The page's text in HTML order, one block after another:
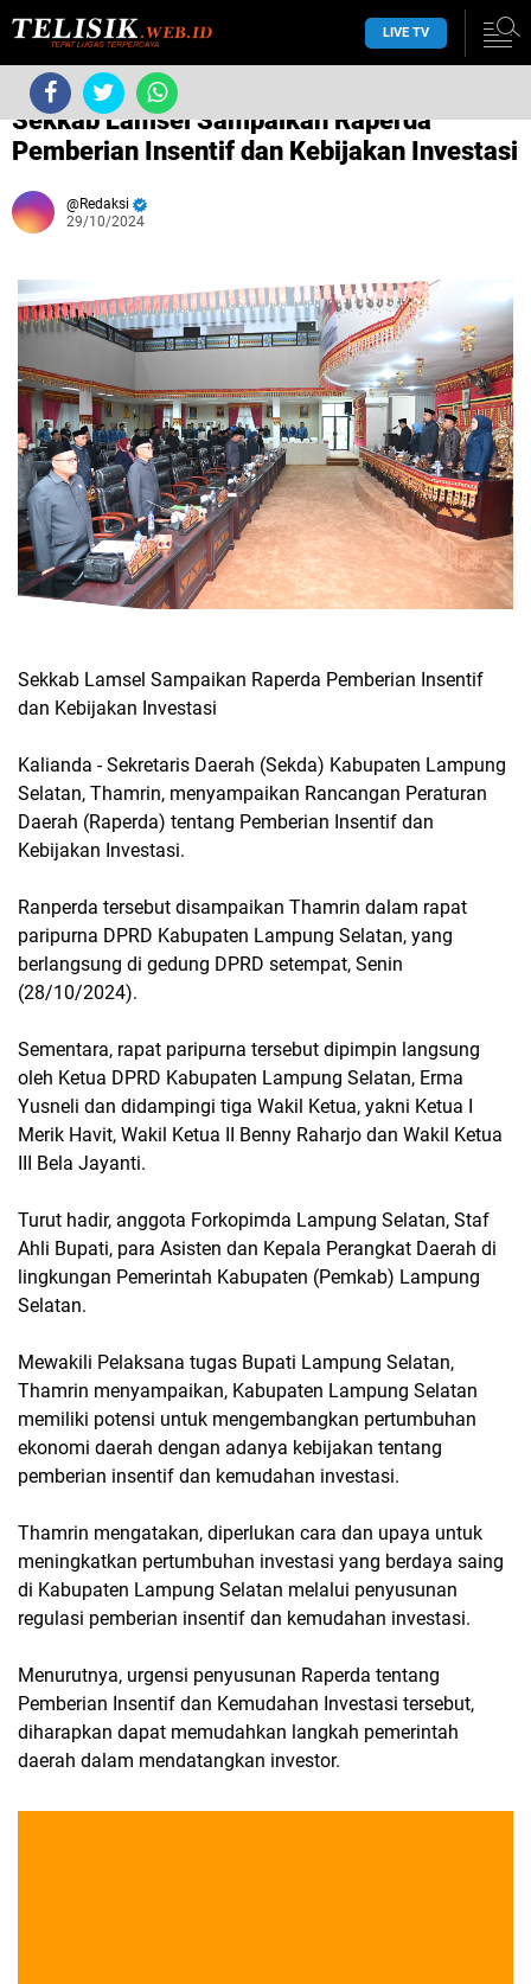
LIVE TV
›Tanpa label ›
Sekkab Lamsel Sampaikan Raperda
Pemberian Insentif dan Kebijakan Investasi
Redaksi
29/10/2024
Sekkab Lamsel Sampaikan Raperda Pemberian Insentif
dan Kebijakan Investasi
Kalianda - Sekretaris Daerah (Sekda) Kabupaten Lampung
Selatan, Thamrin, menyampaikan Rancangan Peraturan
Daerah (Raperda) tentang Pemberian Insentif dan
Kebijakan Investasi.
Ranperda tersebut disampaikan Thamrin dalam rapat
paripurna DPRD Kabupaten Lampung Selatan, yang
berlangsung di gedung DPRD setempat, Senin
(28/10/2024).
Sementara, rapat paripurna tersebut dipimpin langsung
oleh Ketua DPRD Kabupaten Lampung Selatan, Erma
Yusneli dan didampingi tiga Wakil Ketua, yakni Ketua I
Merik Havit, Wakil Ketua II Benny Raharjo dan Wakil Ketua
III Bela Jayanti.
Turut hadir, anggota Forkopimda Lampung Selatan, Staf
Ahli Bupati, para Asisten dan Kepala Perangkat Daerah di
lingkungan Pemerintah Kabupaten (Pemkab) Lampung
Selatan.
Mewakili Pelaksana tugas Bupati Lampung Selatan,
Thamrin menyampaikan, Kabupaten Lampung Selatan
memiliki potensi untuk mengembangkan pertumbuhan
ekonomi daerah dengan adanya kebijakan tentang
pemberian insentif dan kemudahan investasi.
Thamrin mengatakan, diperlukan cara dan upaya untuk
meningkatkan pertumbuhan investasi yang berdaya saing
di Kabupaten Lampung Selatan melalui penyusunan
regulasi pemberian insentif dan kemudahan investasi.
Menurutnya, urgensi penyusunan Raperda tentang
Pemberian Insentif dan Kemudahan Investasi tersebut,
diharapkan dapat memudahkan langkah pemerintah
daerah dalam mendatangkan investor.